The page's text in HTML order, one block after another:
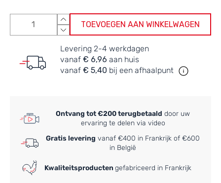
TOEVOEGEN AAN WINKELWAGEN
Levering 2-4 werkdagen
vanaf € 6,96 aan huis
vanaf € 5,40 bij een afhaalpunt
Ontvang tot €200 terugbetaald door uw
ervaring te delen via video
Gratis levering vanaf €400 in Frankrijk of €600
in België
Kwaliteitsproducten gefabriceerd in Frankrijk